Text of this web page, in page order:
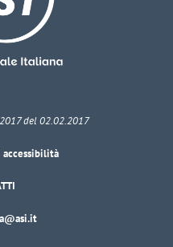
del 02.02.2017